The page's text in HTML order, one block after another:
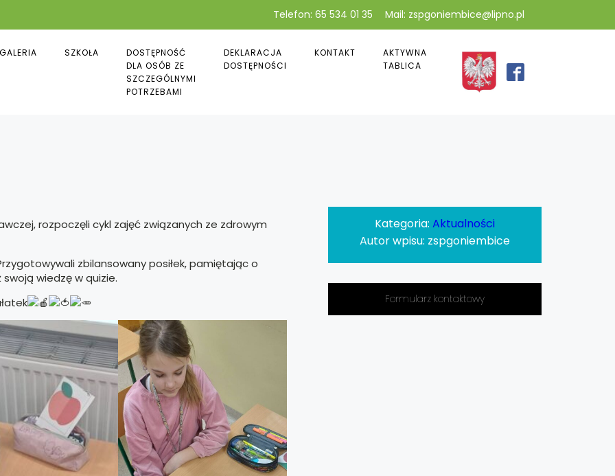
Telefon: 65 534 01 35 Mail: zspgoniembice@lipno.pl
GALERIA SZKOŁA
DOSTĘPNOŚĆ
DLA OSÓB ZE
SZCZEGÓLNYMI
POTRZEBAMI
DEKLARACJA
DOSTĘPNOŚCI
KONTAKT
AKTYWNA
TABLICA
rozpoczęli cykl zajęć związanych ze zdrowym
zbilansowany posiłek, pamiętając o
wiedzę w quizie.
Kategoria: Aktualności
Autor wpisu: zspgoniembice
Formularz kontaktowy